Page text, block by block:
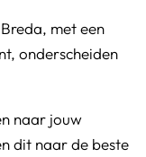
met een
onderscheiden
naar jouw
dit naar de beste